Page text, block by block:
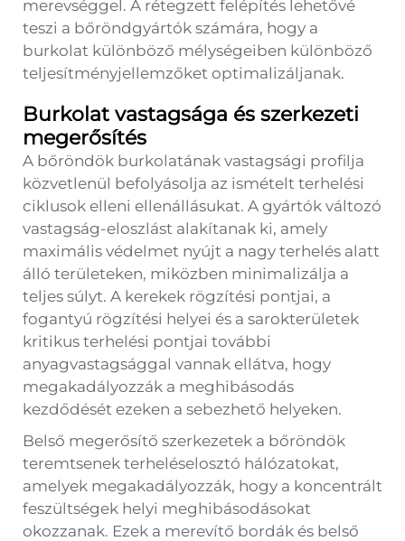
merevséggel. A rétegzett felépítés lehetővé
teszi a bőröndgyártók számára, hogy a
burkolat különböző mélységeiben különböző
teljesítményjellemzőket optimalizáljanak.
Burkolat vastagsága és szerkezeti
megerősítés
A bőröndök burkolatának vastagsági profilja
közvetlenül befolyásolja az ismételt terhelési
ciklusok elleni ellenállásukat. A gyártók változó
vastagság-eloszlást alakítanak ki, amely
maximális védelmet nyújt a nagy terhelés alatt
álló területeken, miközben minimalizálja a
teljes súlyt. A kerekek rögzítési pontjai, a
fogantyú rögzítési helyei és a sarokterületek
kritikus terhelési pontjai további
anyagvastagsággal vannak ellátva, hogy
megakadályozzák a meghibásodás
kezdődését ezeken a sebezhető helyeken.
Belső megerősítő szerkezetek a bőröndök
teremtsenek terheléselosztó hálózatokat,
amelyek megakadályozzák, hogy a koncentrált
feszültségek helyi meghibásodásokat
okozzanak. Ezek a merevítő bordák és belső